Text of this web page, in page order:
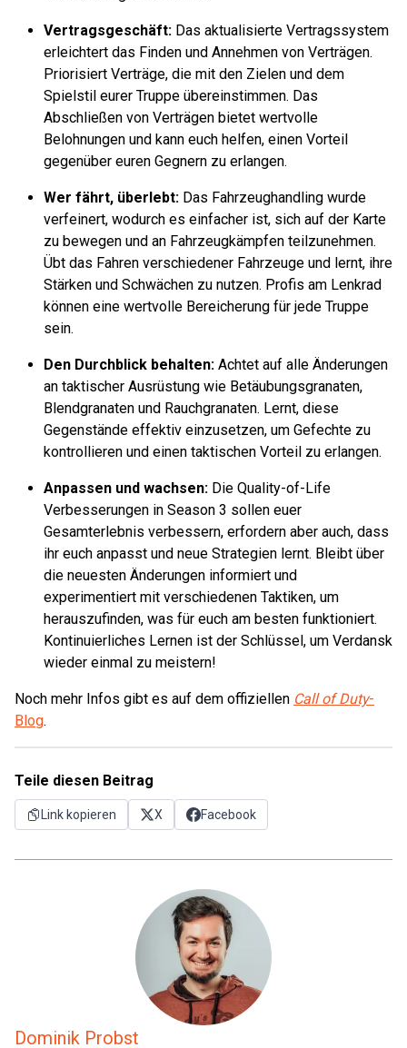
Vertragsgeschäft: Das aktualisierte Vertragssystem
erleichtert das Finden und Annehmen von Verträgen.
Priorisiert Verträge, die mit den Zielen und dem
Spielstil eurer Truppe übereinstimmen. Das
Abschließen von Verträgen bietet wertvolle
Belohnungen und kann euch helfen, einen Vorteil
gegenüber euren Gegnern zu erlangen.
Wer fährt, überlebt: Das Fahrzeughandling wurde
verfeinert, wodurch es einfacher ist, sich auf der Karte
zu bewegen und an Fahrzeugkämpfen teilzunehmen.
Übt das Fahren verschiedener Fahrzeuge und lernt, ihre
Stärken und Schwächen zu nutzen. Profis am Lenkrad
können eine wertvolle Bereicherung für jede Truppe
sein.
Den Durchblick behalten: Achtet auf alle Änderungen
an taktischer Ausrüstung wie Betäubungsgranaten,
Blendgranaten und Rauchgranaten. Lernt, diese
Gegenstände effektiv einzusetzen, um Gefechte zu
kontrollieren und einen taktischen Vorteil zu erlangen.
Anpassen und wachsen: Die Quality-of-Life
Verbesserungen in Season 3 sollen euer
Gesamterlebnis verbessern, erfordern aber auch, dass
ihr euch anpasst und neue Strategien lernt. Bleibt über
die neuesten Änderungen informiert und
experimentiert mit verschiedenen Taktiken, um
herauszufinden, was für euch am besten funktioniert.
Kontinuierliches Lernen ist der Schlüssel, um Verdansk
wieder einmal zu meistern!
Noch mehr Infos gibt es auf dem offiziellen Call of Duty-
Blog.
Teile diesen Beitrag
Link kopieren X Facebook
Dominik Probst